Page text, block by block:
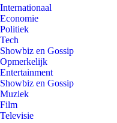
Internationaal
Economie
Politiek
Tech
Showbiz en Gossip
Opmerkelijk
Entertainment
Showbiz en Gossip
Muziek
Film
Televisie